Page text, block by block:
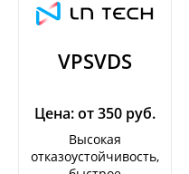
VPSVDS
Цена: от 350 руб.
Высокая
отказоустойчивость,